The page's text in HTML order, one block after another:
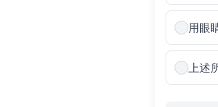
用眼
上述